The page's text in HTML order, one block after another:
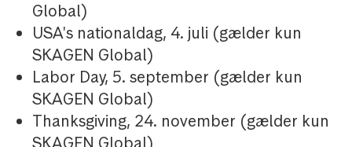
Global)
USA's nationaldag, 4. juli (gælder kun
SKAGEN Global)
Labor Day, 5. september (gælder kun
SKAGEN Global)
Thanksgiving, 24. november (gælder kun